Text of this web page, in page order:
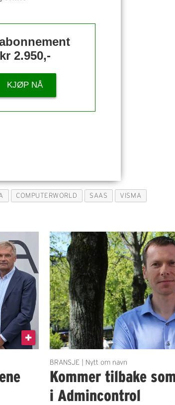
kr 2.950,-
KJØP NÅ
COMPUTERWORLD SAAS VISMA
BRANSJE | Nytt om navn
Kommer tilbake
i Admincontrol